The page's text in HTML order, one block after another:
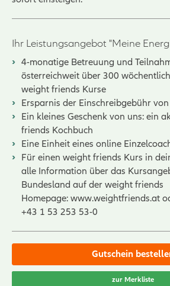
Ihr Leistungsangebot "Meine
4-monatige Betreuung und
österreichweit über 300
weight friends Kurse
Ersparnis der Einschreibgebühr
Ein kleines Geschenk von uns: ein
friends Kochbuch
Eine Einheit eines online
Für einen weight friends Kurs in
alle Information über das
Bundesland auf der weight friends
Homepage: www.weightfriends.at
+43 1 53 253 53-0
Gutschein
zur Merkliste